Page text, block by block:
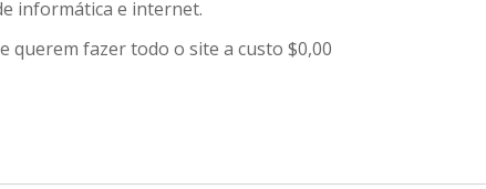
informática e internet.
querem fazer todo o site a custo $0,00